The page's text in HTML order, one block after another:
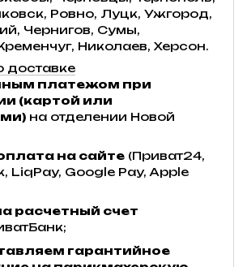
Ровно, Луцк, Ужгород,
Чернигов, Сумы,
Николаев, Херсон.
доставке
платежом при
(картой или
на отделении Новой
на сайте (Приват24,
LiqPay, Google Pay, Apple
расчетный счет
гарантийное